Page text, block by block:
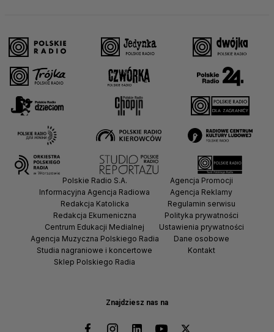
Znajdziesz nas na
Polskie Radio S.A.
Informacyjna Agencja Radiowa
Redakcja Katolicka
Redakcja Ekumeniczna
Centrum Edukacji Medialnej
Agencja Muzyczna Polskiego Radia
Studia nagraniowe i koncertowe
Sklep Polskiego Radia
Agencja Promocji
Agencja Reklamy
Regulamin serwisu
Polityka prywatności
Ustawienia prywatności
Dane osobowe
Kontakt